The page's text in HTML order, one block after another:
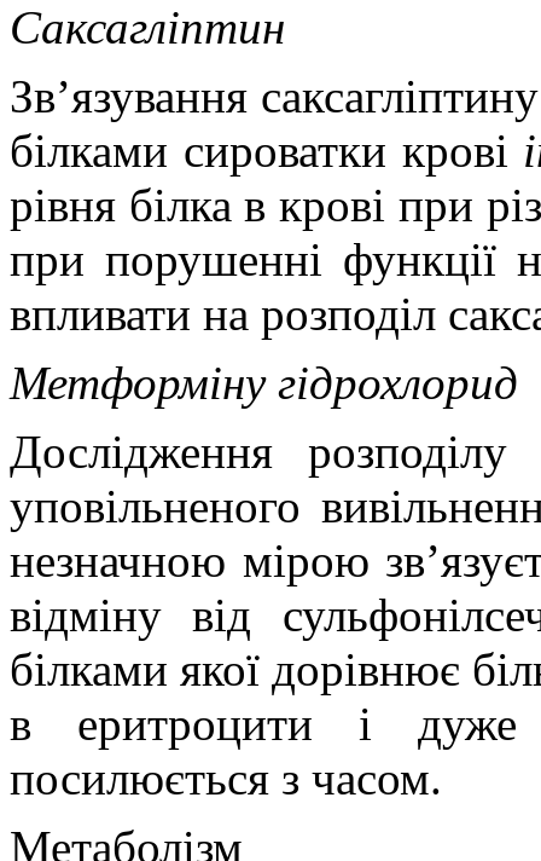
Саксагліптин
Зв’язування
білками сироватки крові
рівня білка в крові при
при порушенні функції
впливати на розподіл
Метформіну гідрохлорид
Дослідження розподілу
уповільненого
незначною мірою
відміну від
білками якої дорівнює
в еритроцити і дуже
посилюється з часом.
Метаболізм